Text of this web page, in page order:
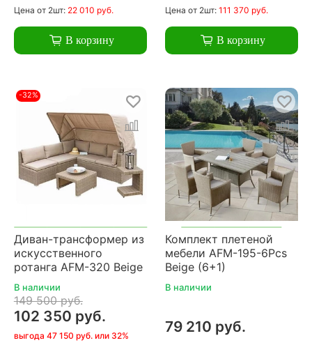
Цена от 2шт: 22 010 руб.
В корзину
Цена от 2шт: 111 370 руб.
В корзину
-32%
Диван-трансформер из
искусственного
ротанга AFM-320 Beige
В наличии
149 500 руб.
102 350 руб.
выгода 47 150 руб. или 32%
Комплект плетеной
мебели AFM-195-6Pcs
Beige (6+1)
В наличии
79 210 руб.